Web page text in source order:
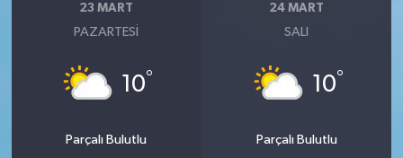
23 MART
PAZARTESI
10°
Parçalı Bulutlu
24 MART
SALI
10°
Parçalı Bulutlu